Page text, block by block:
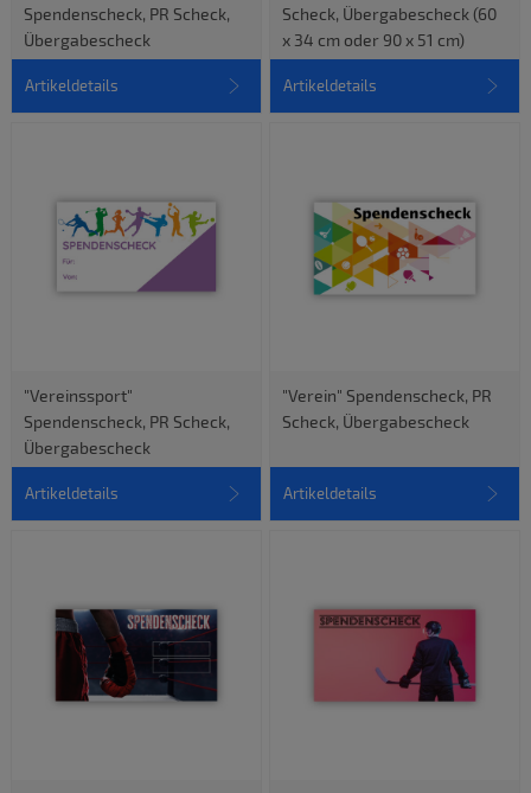
Spendenscheck, PR Scheck,
Übergabescheck
Artikeldetails
Scheck, Übergabescheck (60
x 34 cm oder 90 x 51 cm)
Artikeldetails
"Vereinssport"
Spendenscheck, PR Scheck,
Übergabescheck
Artikeldetails
"Verein" Spendenscheck, PR
Scheck, Übergabescheck
Artikeldetails